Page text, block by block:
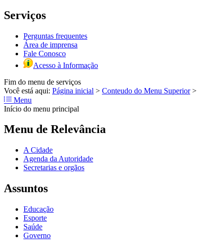
Serviços
Perguntas frequentes
Área de imprensa
Fale Conosco
Acesso à Informação
Fim do menu de serviços
Você está aqui: Página inicial > Conteudo do Menu Superior >
Menu
Início do menu principal
Menu de Relevância
A Cidade
Agenda da Autoridade
Secretarias e orgãos
Assuntos
Educação
Esporte
Saúde
Governo